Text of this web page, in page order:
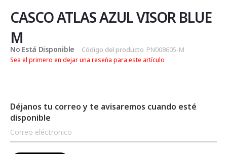
de
la
galería
de
imágenes
de
la
galería
de
imágenes
CASCO ATLAS AZUL VISOR BLUE
M
No Está Disponible Código del producto PN008605-M
Sea el primero en dejar una reseña para este artículo
Déjanos tu correo y te avisaremos cuando esté
disponible